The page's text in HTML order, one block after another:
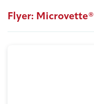
Flyer: Microvette®